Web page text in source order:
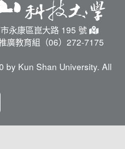
永康區崑大路 195 號
廣教育組（06）272-7175
by Kun Shan University. All